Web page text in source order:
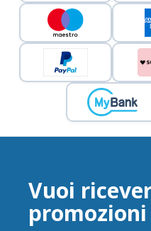
Vuoi
promozioni